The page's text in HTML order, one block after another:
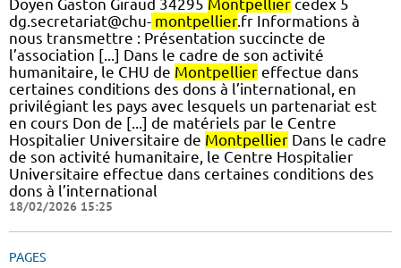
Doyen Gaston Giraud 34295 Montpellier cedex 5
dg.secretariat@chu- montpellier.fr Informations à
nous transmettre : Présentation succincte de
l’association [...] Dans le cadre de son activité
humanitaire, le CHU de Montpellier effectue dans
certaines conditions des dons à l’international, en
privilégiant les pays avec lesquels un partenariat est
en cours Don de [...] de matériels par le Centre
Hospitalier Universitaire de Montpellier Dans le cadre
de son activité humanitaire, le Centre Hospitalier
Universitaire effectue dans certaines conditions des
dons à l’international
18/02/2026 15:25
PAGES